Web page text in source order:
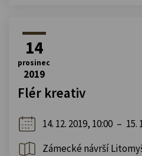
14
prosinec
2019
Flér kreativ
14. 12. 2019, 10:00 – 15.
Zámecké návrší